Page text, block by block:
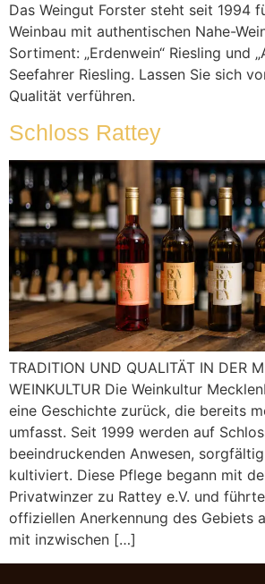
Das Weingut Forster steht seit 1994
Weinbau mit authentischen Nahe-
Sortiment: „Erdenwein“ Riesling und
Seefahrer Riesling. Lassen Sie sich
Qualität verführen.
Schloss Rattey
TRADITION UND QUALITÄT IN DER
WEINKULTUR Die Weinkultur
eine Geschichte zurück, die bereits
umfasst. Seit 1999 werden auf
beeindruckenden Anwesen,
kultiviert. Diese Pflege begann mit
Privatwinzer zu Rattey e.V. und
offiziellen Anerkennung des Gebiets
mit inzwischen […]